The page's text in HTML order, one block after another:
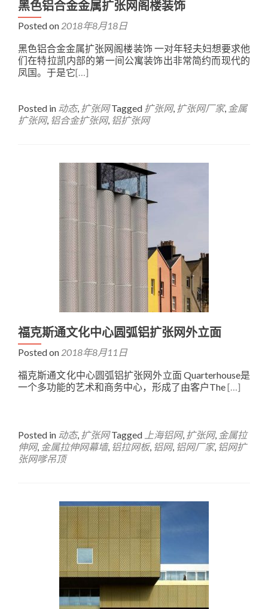
黑色铝合金金属扩张网阁楼装饰
Posted on 2018年8月18日
黑色铝合金金属扩张网阁楼装饰 一对年轻夫妇想要求他
们在特拉凯内部的第一间公寓装饰出非常简约而现代的
凤国。于是它[…]
Posted in 动态, 扩张网 Tagged 扩张网, 扩张网厂家, 金属
扩张网, 铝合金扩张网, 铝扩张网
福克斯通文化中心圆弧铝扩张网外立面
Posted on 2018年8月11日
福克斯通文化中心圆弧铝扩张网外立面 Quarterhouse是
一个多功能的艺术和商务中心，形成了由客户The[…]
Posted in 动态, 扩张网 Tagged 上海铝网, 扩张网, 金属拉
伸网, 金属拉伸网幕墙, 铝拉网板, 铝网, 铝网厂家, 铝网扩
张网嗲吊顶